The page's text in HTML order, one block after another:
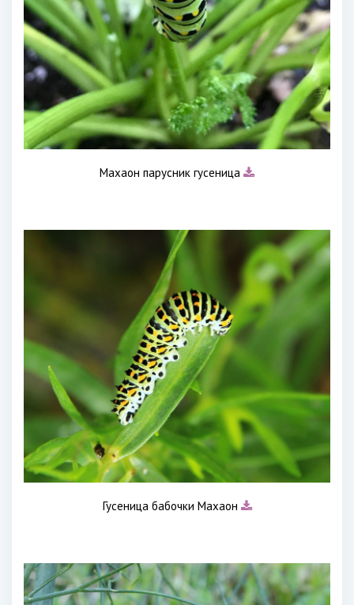
Махаон парусник гусеница
Гусеница бабочки Махаон